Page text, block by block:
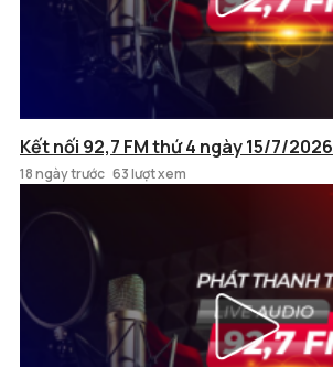
Kết nối 92,7 FM thứ 4 ngày 15/7/2026
18 ngày trước 63 lượt xem